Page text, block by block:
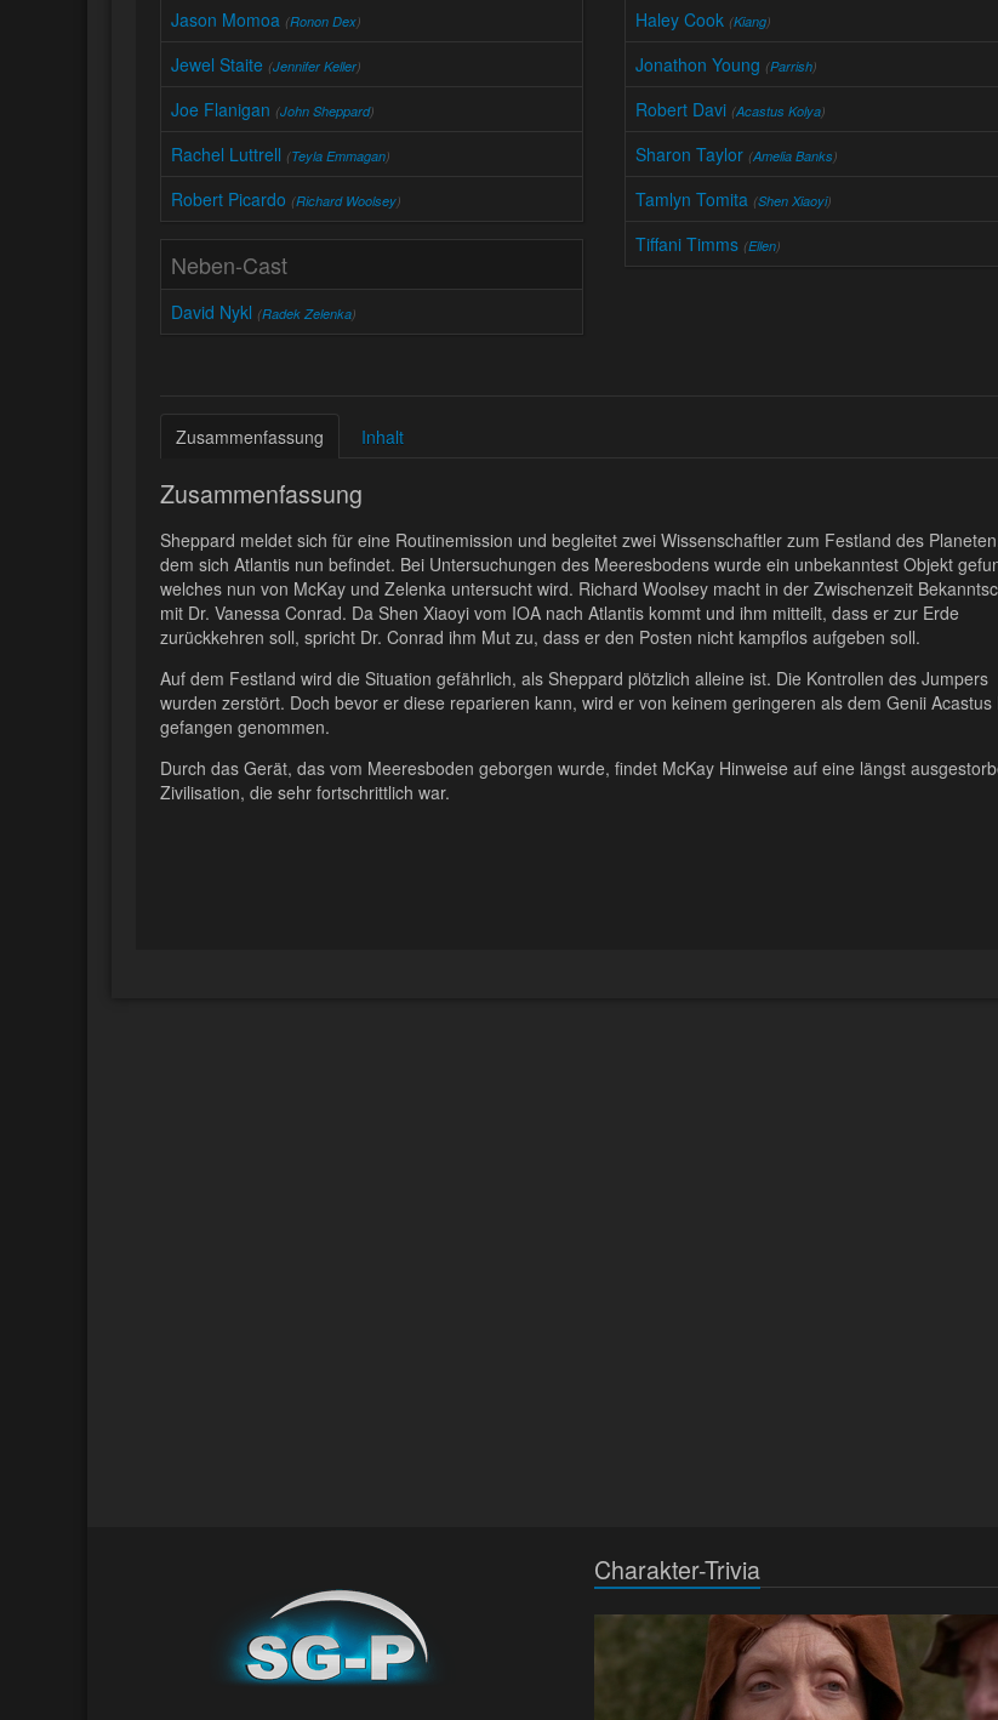
Jason Momoa (Ronon Dex)
Jewel Staite (Jennifer Keller)
Joe Flanigan (John Sheppard)
Rachel Luttrell (Teyla Emmagan)
Robert Picardo (Richard Woolsey)
Neben-Cast
David Nykl (Radek Zelenka)
Haley Cook (Kiang)
Jonathon Young (Parrish)
Robert Davi (Acastus Kolya)
Sharon Taylor (Amelia Banks)
Tamlyn Tomita (Shen Xiaoyi)
Tiffani Timms (Ellen)
Zusammenfassung Inhalt
Zusammenfassung
Sheppard meldet sich für eine Routinemission und begleitet zwei Wissenschaftler zum Festland des
dem sich Atlantis nun befindet. Bei Untersuchungen des Meeresbodens wurde ein unbekanntest Objekt
welches nun von McKay und Zelenka untersucht wird. Richard Woolsey macht in der Zwischenzeit
mit Dr. Vanessa Conrad. Da Shen Xiaoyi vom IOA nach Atlantis kommt und ihm mitteilt, dass er zur Erde
zurückkehren soll, spricht Dr. Conrad ihm Mut zu, dass er den Posten nicht kampflos aufgeben soll.
Auf dem Festland wird die Situation gefährlich, als Sheppard plötzlich alleine ist. Die Kontrollen des Jumpers
wurden zerstört. Doch bevor er diese reparieren kann, wird er von keinem geringeren als dem Genii Acastus
gefangen genommen.
Durch das Gerät, das vom Meeresboden geborgen wurde, findet McKay Hinweise auf eine längst
Zivilisation, die sehr fortschrittlich war.
Charakter-Trivia